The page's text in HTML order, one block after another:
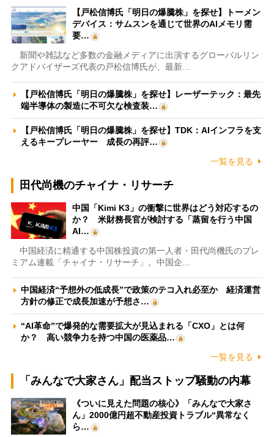
【戸松信博氏「明日の爆騰株」を探せ】トーメン
デバイス：サムスンを通じて世界のAIメモリ需
要…
新聞や雑誌など多数の金融メディアに出演するグローバルリン
クアドバイザーズ代表の戸松信博氏が、最新…
【戸松信博氏「明日の爆騰株」を探せ】レーザーテック：最先
端半導体の製造に不可欠な検査装…
【戸松信博氏「明日の爆騰株」を探せ】TDK：AIインフラを支
えるキープレーヤー 成長の再評…
一覧を見る
田代尚機のチャイナ・リサーチ
中国「Kimi K3」の衝撃に世界はどう対応するの
か？ 米財務長官が検討する「蒸留を行う中国
AI…
中国経済に精通する中国株投資の第一人者・田代尚機氏のプレ
ミアム連載「チャイナ・リサーチ」。中国企…
中国経済“予想外の低成長”で政策のテコ入れ必至か 経済運営
方針の修正で成長加速が予想さ…
“AI革命”で爆発的な需要拡大が見込まれる「CXO」とは何
か？ 高い競争力を持つ中国の医薬品…
一覧を見る
「みんなで大家さん」配当ストップ騒動の内幕
《ついに見えた問題の核心》「みんなで大家さ
ん」2000億円超不動産投資トラブル“異常なく
ら…